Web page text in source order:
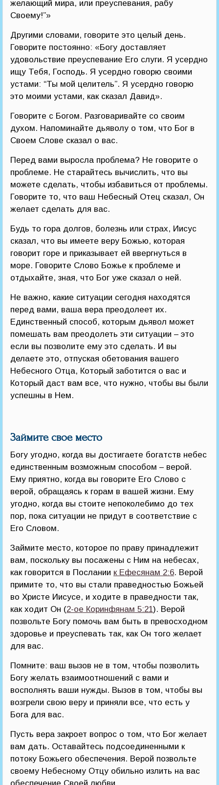
желающий мира, или преуспевания, рабу
Своему!”»
Другими словами, говорите это целый день.
Говорите постоянно: «Богу доставляет
удовольствие преуспевание Его слуги. Я усердно
ищу Тебя, Господь. Я усердно говорю своими
устами: “Ты мой целитель”. Я усердно говорю
это моими устами, как сказал Давид».
Говорите с Богом. Разговаривайте со своим
духом. Напоминайте дьяволу о том, что Бог в
Своем Слове сказал о вас.
Перед вами выросла проблема? Не говорите о
проблеме. Не старайтесь вычислить, что вы
можете сделать, чтобы избавиться от проблемы.
Говорите то, что ваш Небесный Отец сказал, Он
желает сделать для вас.
Будь то гора долгов, болезнь или страх, Иисус
сказал, что вы имеете веру Божью, которая
говорит горе и приказывает ей ввергнуться в
море. Говорите Слово Божье к проблеме и
отдыхайте, зная, что Бог уже сказал о ней.
Не важно, какие ситуации сегодня находятся
перед вами, ваша вера преодолеет их.
Единственный способ, которым дьявол может
помешать вам преодолеть эти ситуации – это
если вы позволите ему это сделать. И вы
делаете это, отпуская обетования вашего
Небесного Отца, Который заботится о вас и
Который даст вам все, что нужно, чтобы вы были
успешны в Нем.
Займите свое место
Богу угодно, когда вы достигаете богатств небес
единственным возможным способом – верой.
Ему приятно, когда вы говорите Его Слово с
верой, обращаясь к горам в вашей жизни. Ему
угодно, когда вы стоите непоколебимо до тех
пор, пока ситуации не придут в соответствие с
Его Словом.
Займите место, которое по праву принадлежит
вам, поскольку вы посажены с Ним на небесах,
как говорится в Послании к Ефесянам 2:6. Верой
примите то, что вы стали праведностью Божьей
во Христе Иисусе, и ходите в праведности так,
как ходит Он (2-ое Коринфянам 5:21). Верой
позвольте Богу помочь вам быть в превосходном
здоровье и преуспевать так, как Он того желает
для вас.
Помните: ваш вызов не в том, чтобы позволить
Богу желать взаимоотношений с вами и
восполнять ваши нужды. Вызов в том, чтобы вы
возгрели свою веру и приняли все, что есть у
Бога для вас.
Пусть вера закроет вопрос о том, что Бог желает
вам дать. Оставайтесь подсоединенными к
потоку Божьего обеспечения. Верой позвольте
своему Небесному Отцу обильно излить на вас